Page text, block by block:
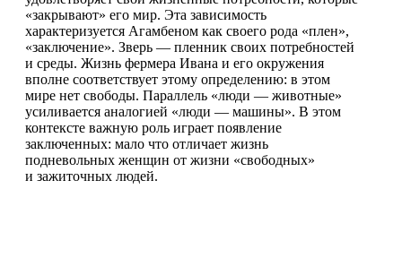
«закрывают» его мир. Эта зависимость
характеризуется Агамбеном как своего рода «плен»,
«заключение». Зверь — пленник своих потребностей
и среды. Жизнь фермера Ивана и его окружения
вполне соответствует этому определению: в этом
мире нет свободы. Параллель «люди — животные»
усиливается аналогией «люди — машины». В этом
контексте важную роль играет появление
заключенных: мало что отличает жизнь
подневольных женщин от жизни «свободных»
и зажиточных людей.